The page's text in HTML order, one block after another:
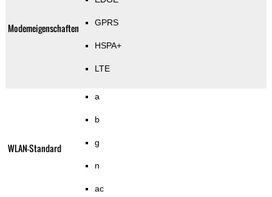
Modemeigenschaften GPRS
HSPA+
LTE
WLAN-Standard
a
b
g
n
ac